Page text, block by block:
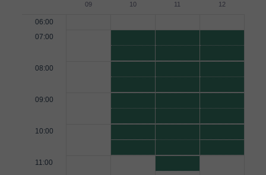
09
10
11
12
06:00
07:00
08:00
09:00
10:00
11:00